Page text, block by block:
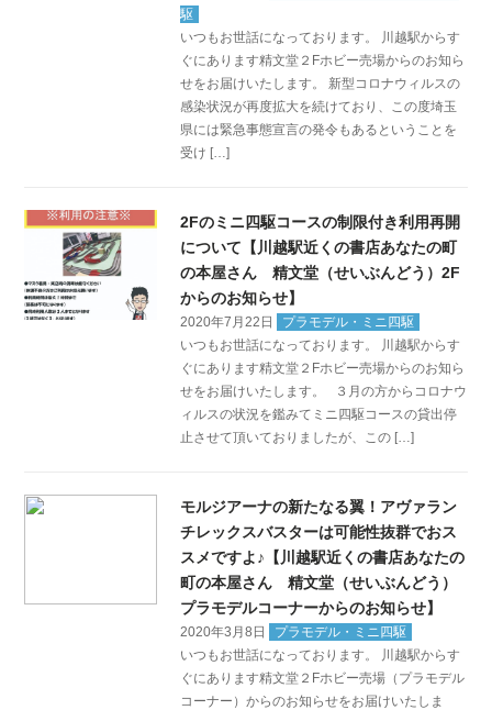
駆
いつもお世話になっております。 川越駅からす
ぐにあります精文堂２Fホビー売場からのお知ら
せをお届けいたします。 新型コロナウィルスの
感染状況が再度拡大を続けており、この度埼玉
県には緊急事態宣言の発令もあるということを
受け […]
2Fのミニ四駆コースの制限付き利用再開
について【川越駅近くの書店あなたの町
の本屋さん 精文堂（せいぶんどう）2F
からのお知らせ】
2020年7月22日
プラモデル・ミニ四駆
いつもお世話になっております。 川越駅からす
ぐにあります精文堂２Fホビー売場からのお知ら
せをお届けいたします。 ３月の方からコロナウ
ィルスの状況を鑑みてミニ四駆コースの貸出停
止させて頂いておりましたが、この […]
モルジアーナの新たなる翼！アヴァラン
チレックスバスターは可能性抜群でおス
スメですよ♪【川越駅近くの書店あなたの
町の本屋さん 精文堂（せいぶんどう）
プラモデルコーナーからのお知らせ】
2020年3月8日
プラモデル・ミニ四駆
いつもお世話になっております。 川越駅からす
ぐにあります精文堂２Fホビー売場（プラモデル
コーナー）からのお知らせをお届けいたしま